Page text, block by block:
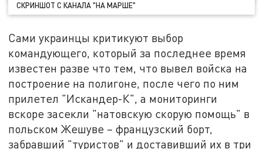
СКРИНШОТ С КАНАЛА "НА МАРШЕ"
Сами украинцы критикуют выбор
командующего, который за последнее время
известен разве что тем, что вывел войска на
построение на полигоне, после чего по ним
прилетел "Искандер-К", а мониторинги
вскоре засекли "натовскую скорую помощь" в
польском Жешуве – французский борт,
забравший "туристов" и доставивший их в три